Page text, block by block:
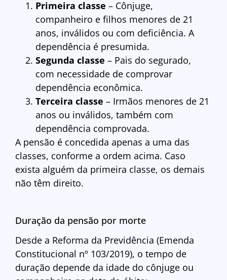
Primeira classe – Cônjuge,
companheiro e filhos menores de 21
anos, inválidos ou com deficiência. A
dependência é presumida.
Segunda classe – Pais do segurado,
com necessidade de comprovar
dependência econômica.
Terceira classe – Irmãos menores de 21
anos ou inválidos, também com
dependência comprovada.
A pensão é concedida apenas a uma das
classes, conforme a ordem acima. Caso
exista alguém da primeira classe, os demais
não têm direito.
Duração da pensão por morte
Desde a Reforma da Previdência (Emenda
Constitucional nº 103/2019), o tempo de
duração depende da idade do cônjuge ou